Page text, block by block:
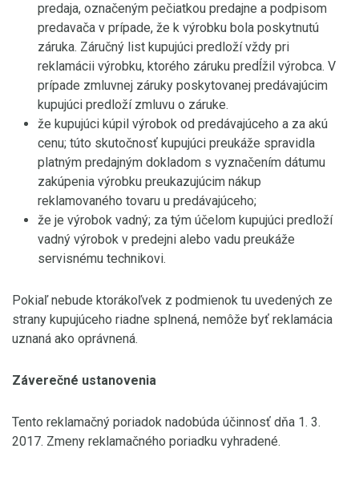
predaja, označeným pečiatkou predajne a podpisom
predavača v prípade, že k výrobku bola poskytnutú
záruka. Záručný list kupujúci predloží vždy pri
reklamácii výrobku, ktorého záruku predĺžil výrobca. V
prípade zmluvnej záruky poskytovanej predávajúcim
kupujúci predloží zmluvu o záruke.
že kupujúci kúpil výrobok od predávajúceho a za akú
cenu; túto skutočnosť kupujúci preukáže spravidla
platným predajným dokladom s vyznačením dátumu
zakúpenia výrobku preukazujúcim nákup
reklamovaného tovaru u predávajúceho;
že je výrobok vadný; za tým účelom kupujúci predloží
vadný výrobok v predejni alebo vadu preukáže
servisnému technikovi.
Pokiaľ nebude ktorákoľvek z podmienok tu uvedených ze
strany kupujúceho riadne splnená, nemôže byť reklamácia
uznaná ako oprávnená.
Záverečné ustanovenia
Tento reklamačný poriadok nadobúda účinnosť dňa 1. 3.
2017. Zmeny reklamačného poriadku vyhradené.